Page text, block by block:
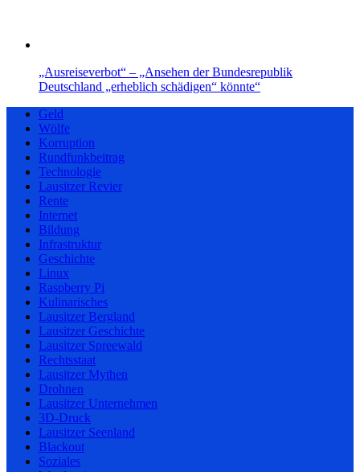
„Ausreiseverbot“ – „Ansehen der Bundesrepublik
Deutschland „erheblich schädigen“ könnte“
Geld
Wölfe
Korruption
Rundfunkbeitrag
Technologie
Lausitzer Revier
Rente
Internet
Bildung
Infrastruktur
Geschichte
Linux
Raspberry Pi
Kulinarisches
Lausitzer Bergland
Lausitzer Geschichte
Lausitzer Spreewald
Rechtsstaat
Lausitzer Mythen
Drohnen
Lausitzer Unternehmen
3D-Druck
Lausitzer Seenland
Blackout
Soziales